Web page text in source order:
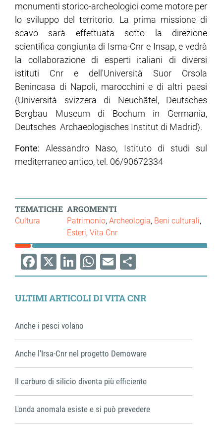
monumenti storico-archeologici come motore per
lo sviluppo del territorio. La prima missione di
scavo sarà effettuata sotto la direzione
scientifica congiunta di Isma-Cnr e Insap, e vedrà
la collaborazione di esperti italiani di diversi
istituti Cnr e dell'Università Suor Orsola
Benincasa di Napoli, marocchini e di altri paesi
(Università svizzera di Neuchâtel, Deutsches
Bergbau Museum di Bochum in Germania,
Deutsches Archaeologisches Institut di Madrid).
Fonte: Alessandro Naso, Istituto di studi sul
mediterraneo antico, tel. 06/90672334
TEMATICHE
Cultura
ARGOMENTI
Patrimonio Archeologia Beni culturali
Esteri Vita Cnr
Facebook
X LinkedIn
WhatsApp
EmailShare
ULTIMI ARTICOLI DI VITA CNR
Anche i pesci volano
Anche l'Irsa-Cnr nel progetto Demoware
Il carburo di silicio diventa più efficiente
L'onda anomala esiste e si può prevedere